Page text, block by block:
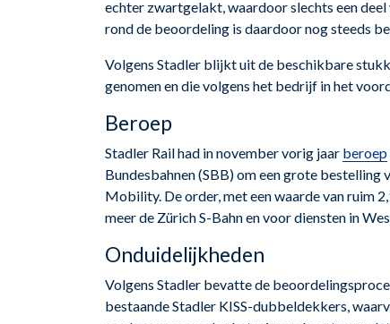
echter zwartgelakt, waardoor slechts een
rond de beoordeling is daardoor nog steeds
Volgens Stadler blijkt uit de beschikbare
genomen en die volgens het bedrijf in het
Beroep
Stadler Rail had in november vorig jaar beroep
Bundesbahnen (SBB) om een grote bestelling
Mobility. De order, met een waarde van ruim
meer de Zürich S-Bahn en voor diensten in
Onduidelijkheden
Volgens Stadler bevatte de
bestaande Stadler KISS-dubbeldekkers,